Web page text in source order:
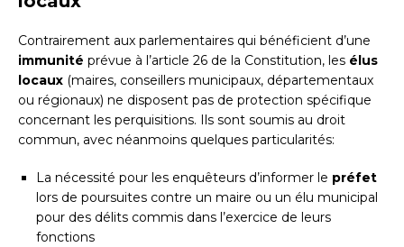
Contrairement aux parlementaires qui bénéficient d’une
immunité prévue à l’article 26 de la Constitution, les élus
locaux (maires, conseillers municipaux, départementaux
ou régionaux) ne disposent pas de protection spécifique
concernant les perquisitions. Ils sont soumis au droit
commun, avec néanmoins quelques particularités:
La nécessité pour les enquêteurs d’informer le préfet
lors de poursuites contre un maire ou un élu municipal
pour des délits commis dans l’exercice de leurs
fonctions